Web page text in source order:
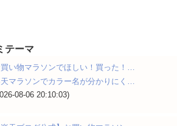
テーマ
い物マラソンでほしい！買った！…
マラソンでカラー名が分かりにく…
08-06 20:10:03)